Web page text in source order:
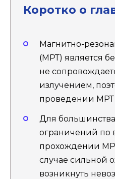
Коротко о
Магнитно-
(МРТ) является
не
излучением,
проведении МРТ
Для
ограничений по
прохождении
случае сильной
возникнуть